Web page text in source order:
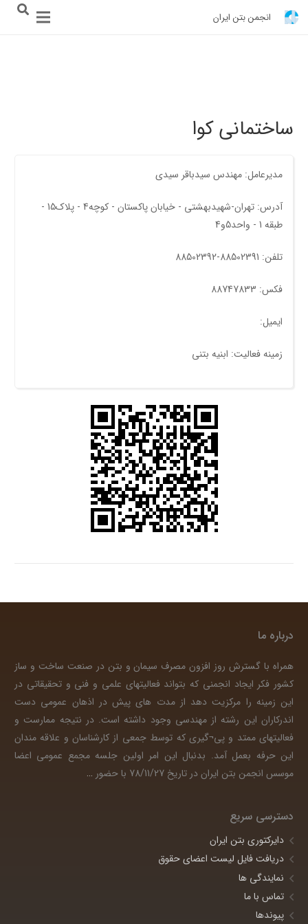
انجمن بتن ایران
ساختمانی کوا
مدیرعامل: مهندس سیدباقر سیدی
آدرس: تهران-شهیدبهشتی - خیابان پاکستان - کوچه4 - پلاک15 -
طبقه 1 - واحد5و4
تلفن: 88502391-88502392
فکس: 88747833
ایمیل:
زمینه فعالیت: ابنیه بتنی
درباره ما
همراه با گسترش روز افزون مصرف سیمان و بتن در صنعت ساخت و ساز
کشور فکر ایجاد انجمنی که بتواند فعالیتهای علمی و فنی و تحقیقاتی در
این زمینه را مرکزیت دهد از مدت های پیش در اذهان عمومی دست
اندرکاران این رشته از مهندسی وجود داشته است. در نتیجه ممارست و
فعالیتهای ممتد و پی¬گیری که توسط جمعی از کارشناسان و علاقه مندان
این حرفه بعمل آمد. بدنبال این امر اولین جلسه مجمع عمومی اعضا
موسس انجمن بتن ایران در تاریخ 78/11/27 با حضور
…
دسترسی سریع
دایرکتوری بتن ایران
دریافت فایل لیست اعضای حقوق
نمایندگی ها
تماس با ما
پیوندها